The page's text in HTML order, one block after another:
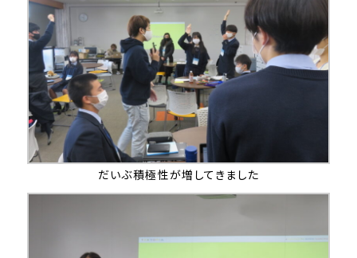
だいぶ積極性が増してきました